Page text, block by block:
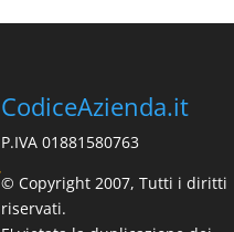
CodiceAzienda.it
P.IVA 01881580763
© Copyright 2007, Tutti i diritti
riservati.